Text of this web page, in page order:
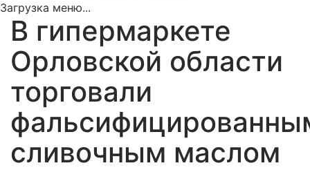
Загрузка меню...
В гипермаркете
Орловской области
торговали
сливочным маслом